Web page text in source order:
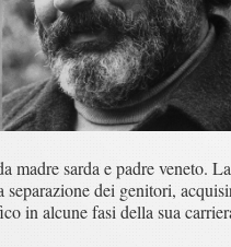
madre sarda e padre veneto.
dei genitori,
in alcune fasi della sua